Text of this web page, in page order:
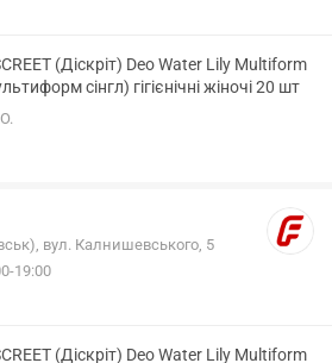
(Діскріт) Deo Water Lily Multiform
сінгл) гігієнічні жіночі 20 шт
вул. Калнишевського, 5
19:00
(Діскріт) Deo Water Lily Multiform